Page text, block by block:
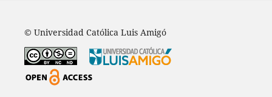
© Universidad Católica Luis Amigó